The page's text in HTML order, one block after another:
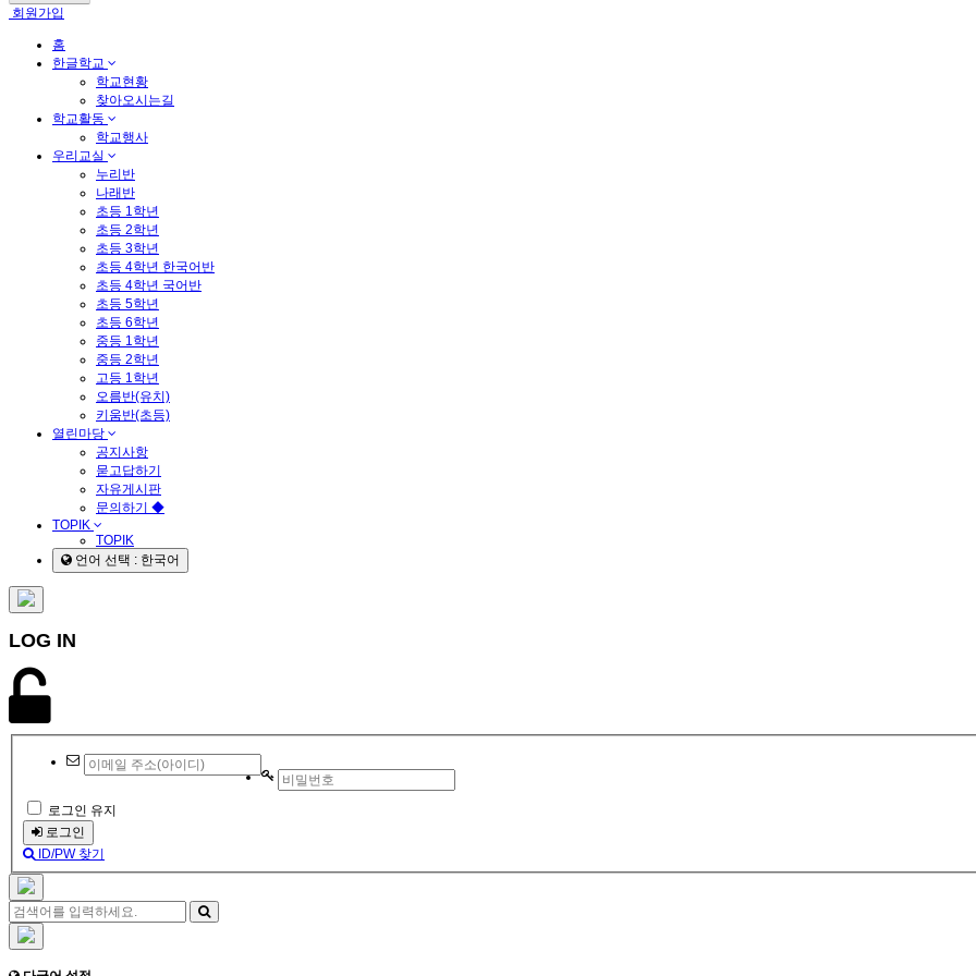
회원가입
홈
한글학교
학교현황
찾아오시는길
학교활동
학교행사
우리교실
누리반
나래반
초등 1학년
초등 2학년
초등 3학년
초등 4학년 한국어반
초등 4학년 국어반
초등 5학년
초등 6학년
중등 1학년
중등 2학년
고등 1학년
오름반(유치)
키움반(초등)
열린마당
공지사항
묻고답하기
자유게시판
문의하기 ◆
TOPIK
TOPIK
언어 선택 : 한국어
LOG IN
로그인 유지
로그인
ID/PW 찾기